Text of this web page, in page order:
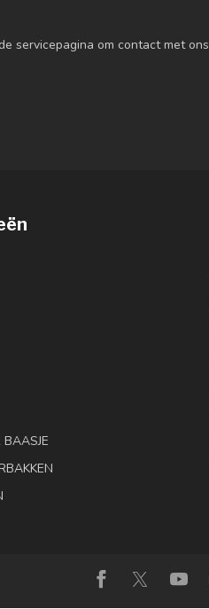
servicepagina om contact met ons